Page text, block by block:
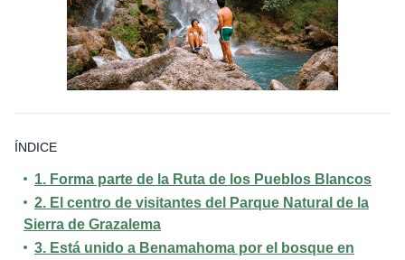
ÍNDICE
1.Forma parte de la Ruta de los Pueblos Blancos
2.El centro de visitantes del Parque Natural de la
Sierra de Grazalema
3.Está unido a Benamahoma por el bosque en